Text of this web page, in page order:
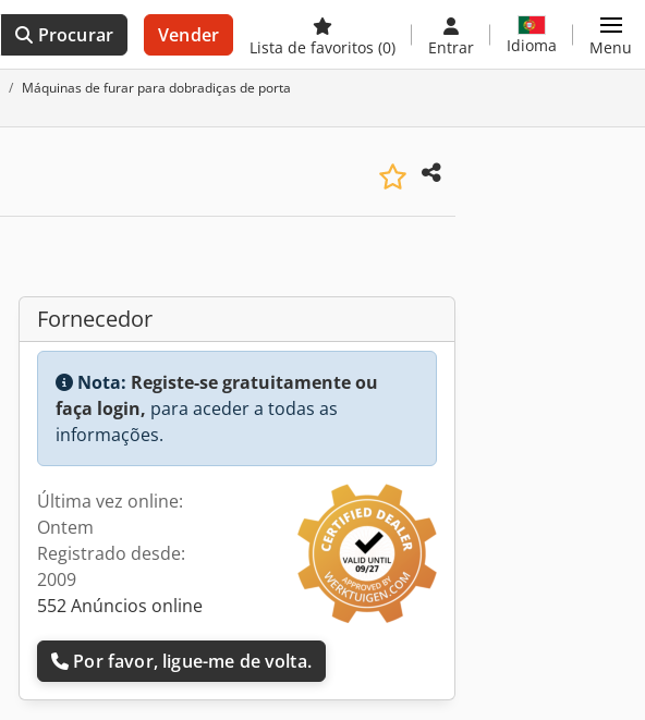
Procurar Vender
Lista de favoritos (0) Entrar Idioma Menu
Máquinas de furar para dobradiças de porta
Fornecedor
Nota: Registe-se gratuitamente ou
faça login, para aceder a todas as
informações.
Última vez online:
Ontem
Registrado desde:
2009
552 Anúncios online
Por favor, ligue-me de volta.